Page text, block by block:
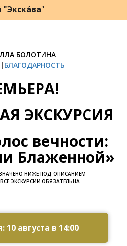
"Экска́ва"
БОЛОТИНА
| БЛАГОДАРНОСТЬ
ЭКСКУРСИЯ
вечности:
Блаженной»
НИЖЕ ПОД ОПИСАНИЕМ
ЭКСКУРСИИ ОБЯЗАТЕЛЬНА
#zapis
10 августа в 14:00